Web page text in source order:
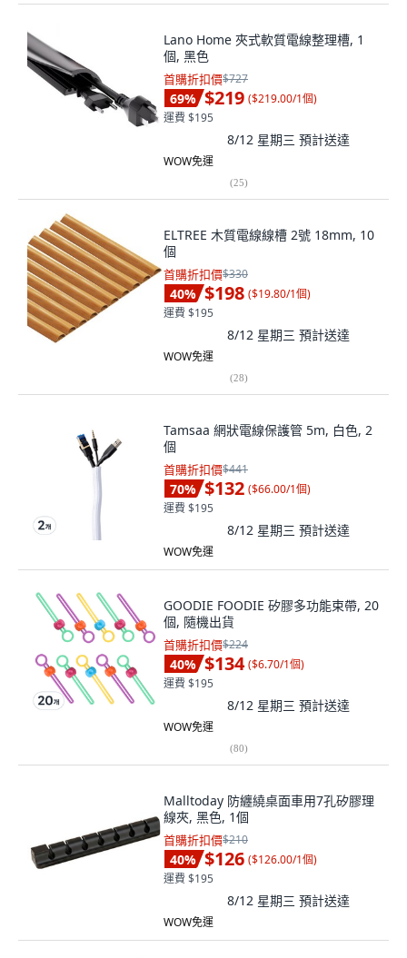
Lano Home 夾式軟質電線整理槽, 1
個, 黑色
首購折扣價$727
69% $219 ($219.00/1個)
運費 $195
8/12 星期三 預計送達
WOW免運
(25)
ELTREE 木質電線線槽 2號 18mm, 10
個
首購折扣價$330
40% $198 ($19.80/1個)
運費 $195
8/12 星期三 預計送達
WOW免運
(28)
Tamsaa 網狀電線保護管 5m, 白色, 2
個
首購折扣價$441
70% $132 ($66.00/1個)
運費 $195
8/12 星期三 預計送達
WOW免運
GOODIE FOODIE 矽膠多功能束帶, 20
個, 隨機出貨
首購折扣價$224
40% $134 ($6.70/1個)
運費 $195
8/12 星期三 預計送達
WOW免運
(80)
Malltoday 防纏繞桌面車用7孔矽膠理
線夾, 黑色, 1個
首購折扣價$210
40% $126 ($126.00/1個)
運費 $195
8/12 星期三 預計送達
WOW免運